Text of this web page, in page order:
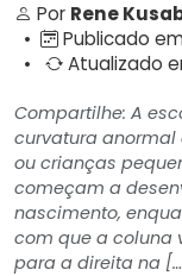
Por Rene
•
Publicado
•
Atualizado
Compartilhe: A
curvatura
ou crianças
começam a
nascimento,
com que a coluna
para a direita na